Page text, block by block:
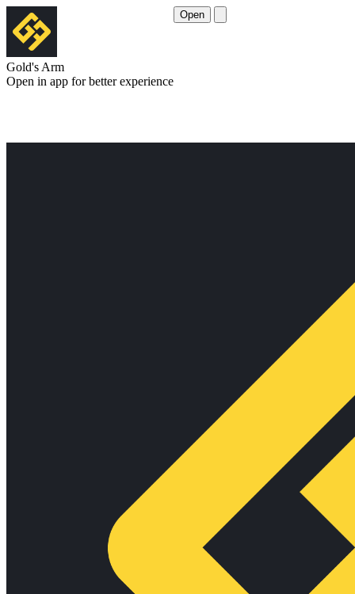
Gold's Arm
Open in app for better experience
Open